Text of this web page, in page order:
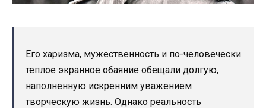
Его харизма, мужественность и по-человечески
теплое экранное обаяние обещали долгую,
наполненную искренним уважением
творческую жизнь. Однако реальность